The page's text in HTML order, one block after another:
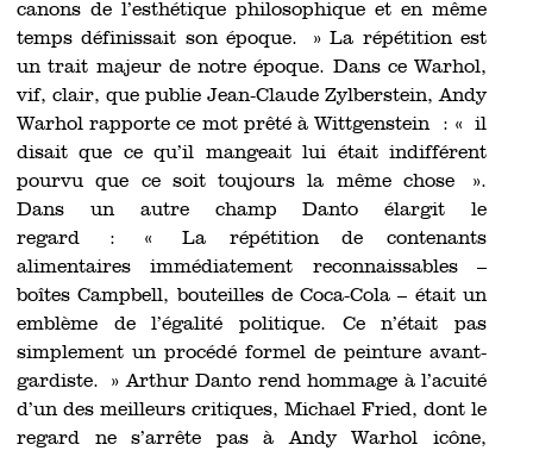
canons de l’esthétique philosophique et en même
temps définissait son époque. » La répétition est
un trait majeur de notre époque. Dans ce Warhol,
vif, clair, que publie Jean-Claude Zylberstein, Andy
Warhol rapporte ce mot prêté à Wittgenstein : « il
disait que ce qu’il mangeait lui était indifférent
pourvu que ce soit toujours la même chose ».
Dans un autre champ Danto élargit le
regard : « La répétition de contenants
alimentaires immédiatement reconnaissables –
boîtes Campbell, bouteilles de Coca-Cola – était un
emblème de l’égalité politique. Ce n’était pas
simplement un procédé formel de peinture avant-
gardiste. » Arthur Danto rend hommage à l’acuité
d’un des meilleurs critiques, Michael Fried, dont le
regard ne s’arrête pas à Andy Warhol icône,